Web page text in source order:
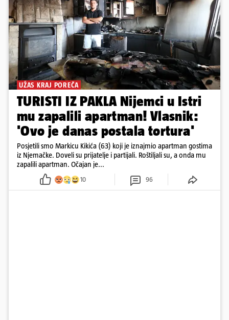
UŽAS KRAJ POREČA
TURISTI IZ PAKLA Nijemci u Istri
mu zapalili apartman! Vlasnik:
'Ovo je danas postala tortura'
Posjetili smo Markicu Kikića (63) koji je iznajmio apartman gostima
iz Njemačke. Doveli su prijatelje i partijali. Roštiljali su, a onda mu
zapalili apartman. Očajan je...
10 96